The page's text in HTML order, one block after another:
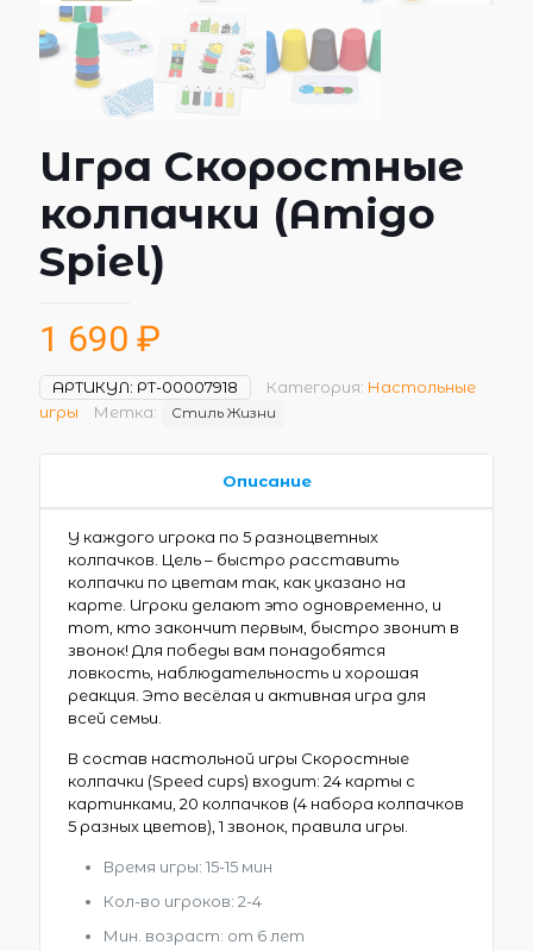
Игра Скоростные
колпачки (Amigo
Spiel)
1 690 ₽
АРТИКУЛ: РТ-00007918 Категория: Настольные
игры
Метка: Стиль Жизни
Описание
У каждого игрока по 5 разноцветных
колпачков. Цель – быстро расставить
колпачки по цветам так, как указано на
карте. Игроки делают это одновременно, и
тот, кто закончит первым, быстро звонит в
звонок! Для победы вам понадобятся
ловкость, наблюдательность и хорошая
реакция. Это весёлая и активная игра для
всей семьи.
В состав настольной игры Скоростные
колпачки (Speed cups) входит: 24 карты с
картинками, 20 колпачков (4 набора колпачков
5 разных цветов), 1 звонок, правила игры.
Время игры: 15-15 мин
Кол-во игроков: 2-4
Мин. возраст: от 6 лет